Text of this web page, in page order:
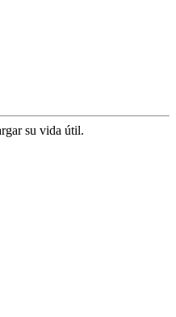
su vida útil.